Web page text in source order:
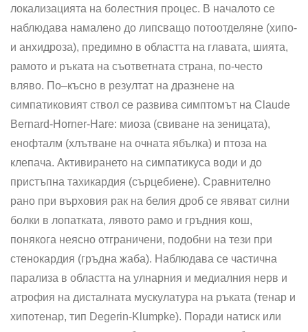
локализацията на болестния процес. В началото се
наблюдава намалено до липсващо потоотделяне (хипо-
и анхидроза), предимно в областта на главата, шията,
рамото и ръката на съответната стра­на, по-често
вляво. По–късно в резултат на дразнене на
симпатиковият ствол се развива симптомът на Claude
Bernard-Horner-Hare: миоза (свиване на зеницата),
енофталм (хлътване на очната ябълка) и птоза на
клепача. Активирането на симпатикуса води и до
пристъпна тахикардия (сърцебиене). Сравнително
рано при върховия рак на белия дроб се явяват силни
болки в лопатката, лявото рамо и гръдния кош,
понякога неясно отграничени, подобни на тези при
стенокардия (гръдна жаба). Наблюдава се частична
парализа в областта на улнарния и медиалния нерв и
атрофия на дисталната мускулатура на ръката (тенар и
хипотенар, тип Degerin-Klumpke). Поради натиск или